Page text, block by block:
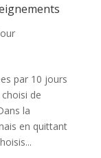
par 10 jours
de
la
en quittant